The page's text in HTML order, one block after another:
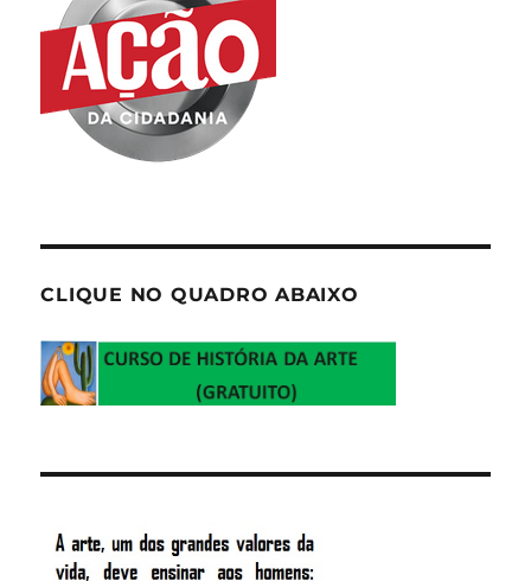
CLIQUE NO QUADRO ABAIXO